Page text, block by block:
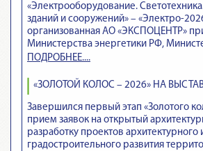
«Электрооборудование.
зданий и сооружений» – «Электро-
организованная АО «ЭКСПОЦЕНТР»
Министерства энергетики РФ,
ПОДРОБНЕЕ....
«ЗОЛОТОЙ КОЛОС – 2026» НА
Завершился первый этап «Золотого
прием заявок на открытый
разработку проектов архитектурного
градостроительного развития